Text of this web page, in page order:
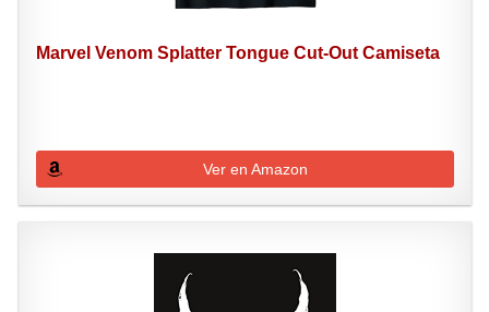
Marvel Venom Splatter Tongue Cut-Out Camiseta
Ver en Amazon